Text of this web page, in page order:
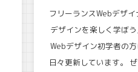
フリーランスWebデザ
デザインを楽しく学ぼう
Webデザイン初学者の
日々更新しています。